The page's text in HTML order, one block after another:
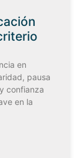
en
pausa
confianza
en la